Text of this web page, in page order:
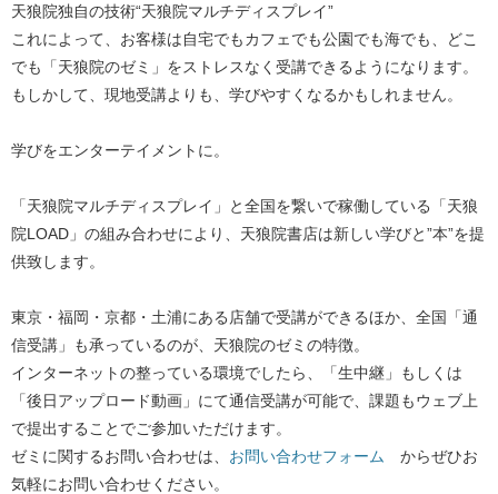
天狼院独自の技術“天狼院マルチディスプレイ”
これによって、お客様は自宅でもカフェでも公園でも海でも、どこ
でも「天狼院のゼミ」をストレスなく受講できるようになります。
もしかして、現地受講よりも、学びやすくなるかもしれません。
学びをエンターテイメントに。
「天狼院マルチディスプレイ」と全国を繋いで稼働している「天狼
院LOAD」の組み合わせにより、天狼院書店は新しい学びと”本”を提
供致します。
東京・福岡・京都・土浦にある店舗で受講ができるほか、全国「通
信受講」も承っているのが、天狼院のゼミの特徴。
インターネットの整っている環境でしたら、「生中継」もしくは
「後日アップロード動画」にて通信受講が可能で、課題もウェブ上
で提出することでご参加いただけます。
ゼミに関するお問い合わせは、 お問い合わせフォーム
からぜひお
気軽にお問い合わせください。